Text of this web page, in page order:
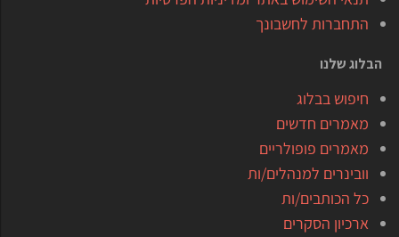
התחברות לחשבונך
הבלוג שלנו
חיפוש בבלוג
מאמרים חדשים
מאמרים פופולריים
וובינרים למנהלים/ות
כל הכותבים/ות
ארכיון הסקרים